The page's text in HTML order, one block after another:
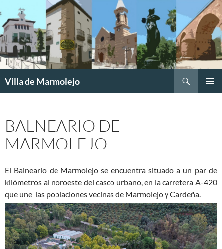
Villa de Marmolejo
BALNEARIO DE
MARMOLEJO
El Balneario de Marmolejo se encuentra situado a un par de
kilómetros al noroeste del casco urbano, en la carretera A-420
que une las poblaciones vecinas de Marmolejo y Cardeña.